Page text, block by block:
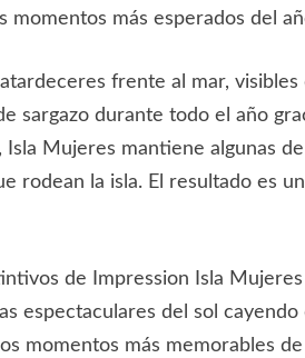
momentos más esperados del
frente al mar,
sargazo durante todo el año
Mujeres mantiene algunas
rodean la isla. El resultado es
de Impression Isla
espectaculares del sol
momentos más memorables